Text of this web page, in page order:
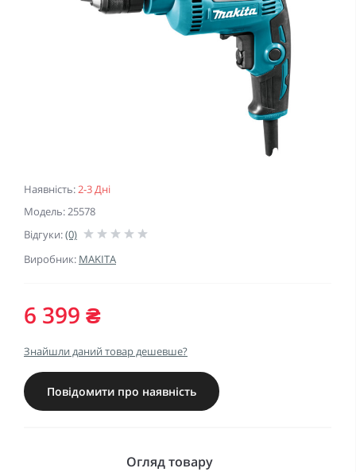
Наявність:2-3 Дні
Модель: 25578
Відгуки:(0)
Виробник: MAKITA
6 399 ₴
Знайшли даний товар дешевше?
Повідомити про наявність
Огляд товару